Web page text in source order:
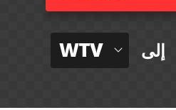
WTV إلى